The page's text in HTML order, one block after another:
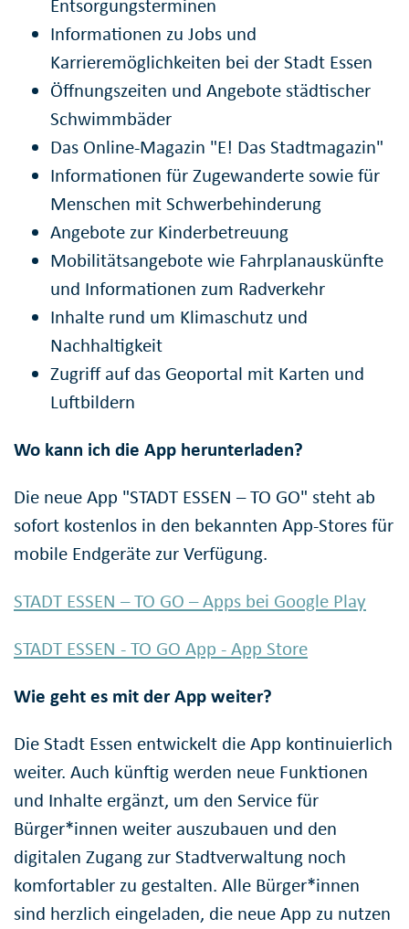
Entsorgungsterminen
Informationen zu Jobs und
Karrieremöglichkeiten bei der Stadt Essen
Öffnungszeiten und Angebote städtischer
Schwimmbäder
Das Online-Magazin "E! Das Stadtmagazin"
Informationen für Zugewanderte sowie für
Menschen mit Schwerbehinderung
Angebote zur Kinderbetreuung
Mobilitätsangebote wie Fahrplanauskünfte
und Informationen zum Radverkehr
Inhalte rund um Klimaschutz und
Nachhaltigkeit
Zugriff auf das Geoportal mit Karten und
Luftbildern
Wo kann ich die App herunterladen?
Die neue App "STADT ESSEN – TO GO" steht ab
sofort kostenlos in den bekannten App-Stores für
mobile Endgeräte zur Verfügung.
STADT ESSEN – TO GO – Apps bei Google Play
‎STADT ESSEN - TO GO App - App Store
Wie geht es mit der App weiter?
Die Stadt Essen entwickelt die App kontinuierlich
weiter. Auch künftig werden neue Funktionen
und Inhalte ergänzt, um den Service für
Bürger*innen weiter auszubauen und den
digitalen Zugang zur Stadtverwaltung noch
komfortabler zu gestalten. Alle Bürger*innen
sind herzlich eingeladen, die neue App zu nutzen